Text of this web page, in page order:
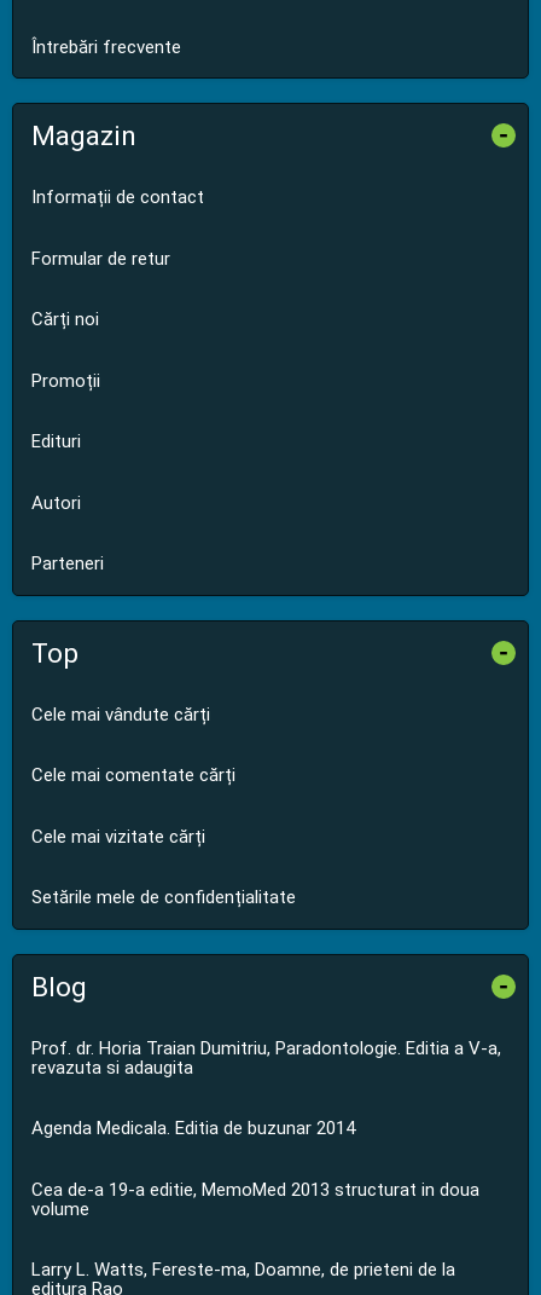
Întrebări frecvente
Magazin -
Informații de contact
Formular de retur
Cărți noi
Promoții
Edituri
Autori
Parteneri
Top -
Cele mai vândute cărți
Cele mai comentate cărți
Cele mai vizitate cărți
Setările mele de confidențialitate
Blog -
Prof. dr. Horia Traian Dumitriu, Paradontologie. Editia a V-a,
revazuta si adaugita
Agenda Medicala. Editia de buzunar 2014
Cea de-a 19-a editie, MemoMed 2013 structurat in doua
volume
Larry L. Watts, Fereste-ma, Doamne, de prieteni de la
editura Rao